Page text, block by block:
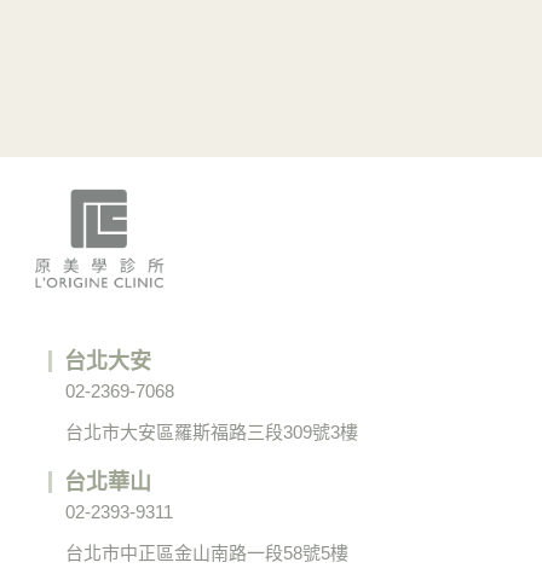
台北大安
02-2369-7068
台北市大安區羅斯福路三段309號3樓
台北華山
02-2393-9311
台北市中正區金山南路一段58號5樓